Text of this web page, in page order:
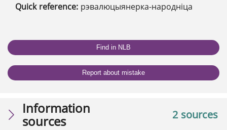
Quick reference: рэвалюцыянерка-народніца
Find in NLB
Report about mistake
2 sources
Information
sources